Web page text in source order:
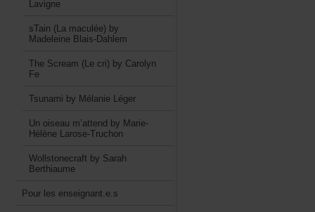
Lavigne
sTain(Lamaculée)by
MadeleineBlais-Dahlem
TheScream(Lecri)byCarolyn
Fe
TsunamibyMélanieLéger
Unoiseaum’attendbyMarie-
HélèneLarose-Truchon
WollstonecraftbySarah
Berthiaume
Pourlesenseignant.e.s